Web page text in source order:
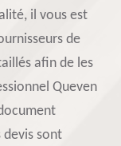
il vous est
de
afin de les
Queven
devis sont